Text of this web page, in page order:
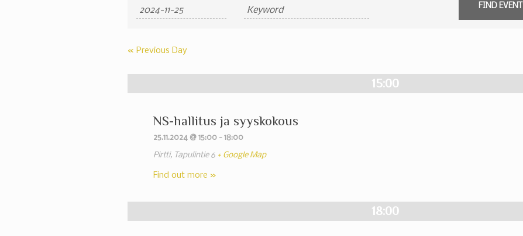
Search
Views
Navigation
Search
« Previous Day
15:00
NS-hallitus ja syyskokous
25.11.2024 @ 15:00- 18:00
Pirtti, Tapulintie 6 + Google Map
Find out more »
18:00